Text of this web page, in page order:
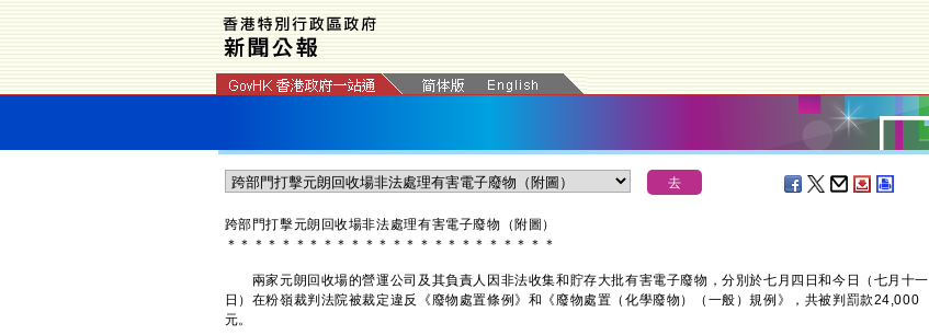
跨部門打擊元朗回收場非法處理有害電子廢物（附圖）
＊ ＊ ＊ ＊ ＊ ＊ ＊ ＊ ＊ ＊ ＊ ＊ ＊ ＊ ＊ ＊ ＊ ＊ ＊ ＊ ＊ ＊ ＊ ＊
兩家元朗回收場的營運公司及其負責人因非法收集和貯存大批有害電子廢物，分別於七月四日和今日（七月十一
日）在粉嶺裁判法院被裁定違反《廢物處置條例》和《廢物處置（化學廢物）（一般）規例》，共被判罰款24,000
元。